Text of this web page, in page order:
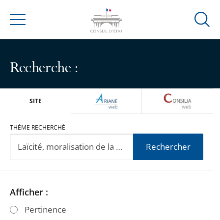
Menu
Ouvrir
Recherche :
SITE ARIANEWEB
THÈME RECHERCHÉ
Rechercher
Passer
les
Passer
les
Afficher :
Pertinence